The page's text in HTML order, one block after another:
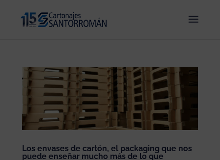
Los envases de cartón, el packaging que nos
puede enseñar mucho más de lo que